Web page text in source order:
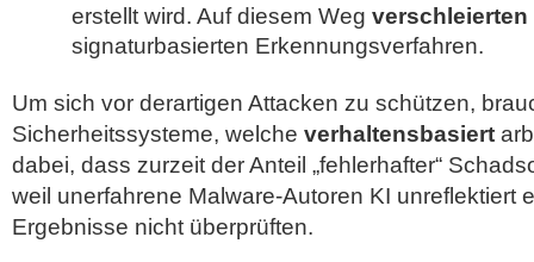
erstellt wird. Auf diesem Weg
signaturbasierten Erkennungsverfahren.
Um sich vor derartigen Attacken zu schützen,
Sicherheitssysteme, welche verhaltensbasiert
dabei, dass zurzeit der Anteil „fehlerhafter“
weil unerfahrene Malware-Autoren KI unreflektiert
Ergebnisse nicht überprüften.